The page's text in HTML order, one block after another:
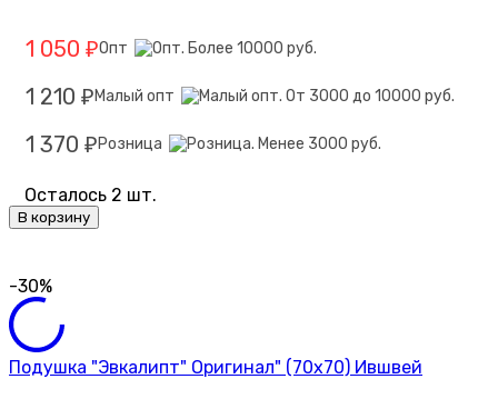
1 050 ₽Опт
1 210 ₽ Малый опт
1 370 ₽ Розница
Осталось 2 шт.
В корзину
-30%
Подушка "Эвкалипт" Оригинал" (70х70) Ившвей